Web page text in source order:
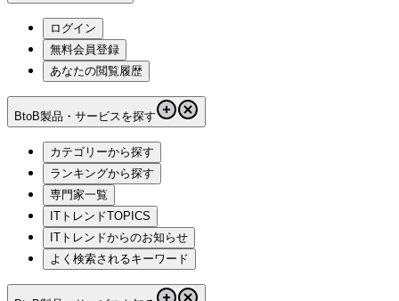
ログイン
無料会員登録
あなたの閲覧履歴
BtoB製品・サービスを探す
カテゴリーから探す
ランキングから探す
専門家一覧
ITトレンドTOPICS
ITトレンドからのお知らせ
よく検索されるキーワード